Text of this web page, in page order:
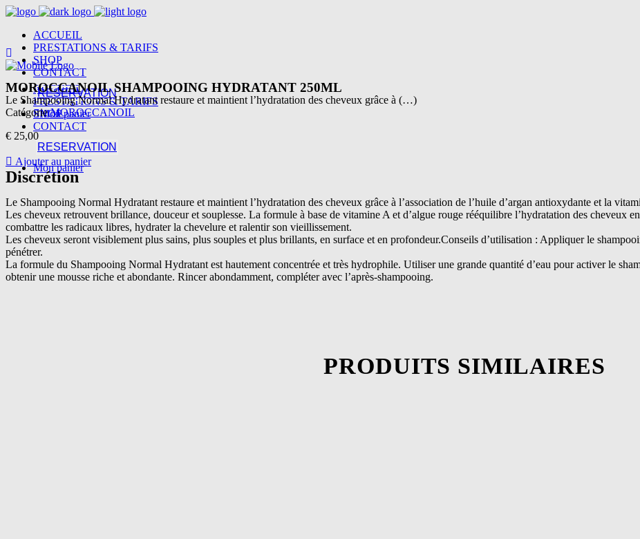
ACCUEIL
PRESTATIONS & TARIFS
SHOP
CONTACT
RESERVATION
Mon panier
ACCUEIL
PRESTATIONS & TARIFS
SHOP
CONTACT
RESERVATION
Mon panier
MOROCCANOIL SHAMPOOING HYDRATANT 250ML
Le Shampooing Normal Hydratant restaure et maintient l’hydratation des cheveux grâce à (…)
Catégorie MOROCCANOIL
€ 25,00
Ajouter au panier
Discrétion
Le Shampooing Normal Hydratant restaure et maintient l’hydratation des cheveux grâce à l’association de l’huile d’argan antioxydante et la
Les cheveux retrouvent brillance, douceur et souplesse. La formule à base de vitamine A et d’algue rouge rééquilibre l’hydratation des cheveux
combattre les radicaux libres, hydrater la chevelure et ralentir son vieillissement.
Les cheveux seront visiblement plus sains, plus souples et plus brillants, en surface et en profondeur.Conseils d’utilisation : Appliquer le
pénétrer.
La formule du Shampooing Normal Hydratant est hautement concentrée et très hydrophile. Utiliser une grande quantité d’eau pour activer le
obtenir une mousse riche et abondante. Rincer abondamment, compléter avec l’après-shampooing.
PRODUITS SIMILAIRES